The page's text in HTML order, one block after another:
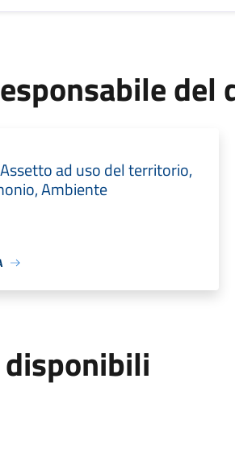
del
ad uso del territorio,
Ambiente